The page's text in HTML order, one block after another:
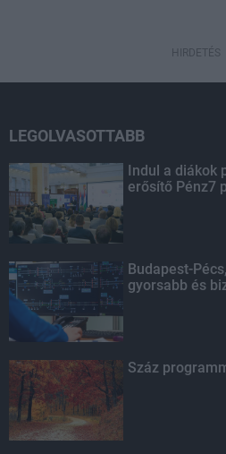
HIRDETÉS
LEGOLVASOTTABB
Indul a diákok
erősítő Pénz7
Budapest-
gyorsabb és
Száz